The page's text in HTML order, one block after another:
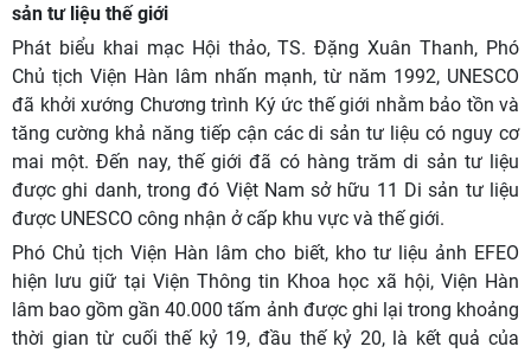
sản tư liệu thế giới
Phát biểu khai mạc Hội thảo, TS. Đặng Xuân Thanh, Phó
Chủ tịch Viện Hàn lâm nhấn mạnh, từ năm 1992, UNESCO
đã khởi xướng Chương trình Ký ức thế giới nhằm bảo tồn và
tăng cường khả năng tiếp cận các di sản tư liệu có nguy cơ
mai một. Đến nay, thế giới đã có hàng trăm di sản tư liệu
được ghi danh, trong đó Việt Nam sở hữu 11 Di sản tư liệu
được UNESCO công nhận ở cấp khu vực và thế giới.
Phó Chủ tịch Viện Hàn lâm cho biết, kho tư liệu ảnh EFEO
hiện lưu giữ tại Viện Thông tin Khoa học xã hội, Viện Hàn
lâm bao gồm gần 40.000 tấm ảnh được ghi lại trong khoảng
thời gian từ cuối thế kỷ 19, đầu thế kỷ 20, là kết quả của